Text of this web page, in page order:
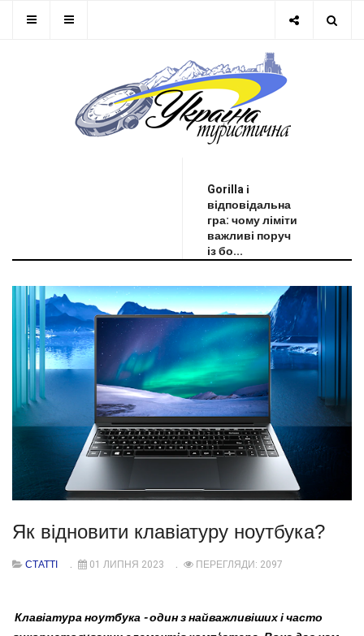
Gorilla і
відповідальна
гра: чому ліміти
важливі поруч
із бо...
Як відновити клавіатуру ноутбука?
СТАТТІ 01 ЛИПНЯ 2023 ПЕРЕГЛЯДИ: 2097
Клавіатура ноутбука - один з найважливіших і часто